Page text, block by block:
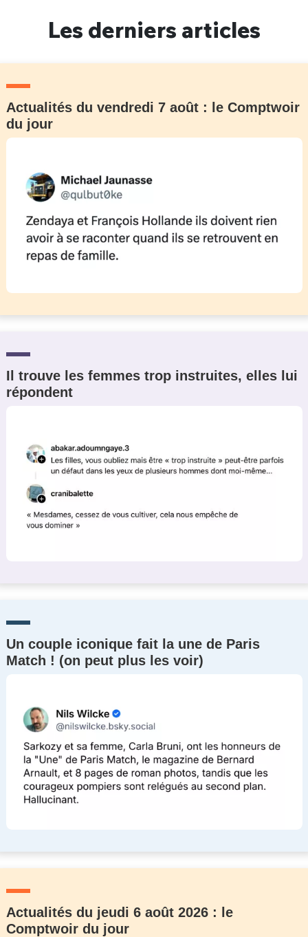
Les derniers articles
Actualités du vendredi 7 août : le Comptwoir
du jour
Il trouve les femmes trop instruites, elles lui
répondent
Un couple iconique fait la une de Paris
Match ! (on peut plus les voir)
Actualités du jeudi 6 août 2026 : le
Comptwoir du jour
Un Thread